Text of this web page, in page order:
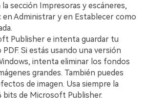
sección Impresoras y escáneres,
en Administrar y en Establecer como
Publisher e intenta guardar tu
Si estás usando una versión
intenta eliminar los fondos
grandes. También puedes
de imagen. Usa siempre la
bits de Microsoft Publisher.